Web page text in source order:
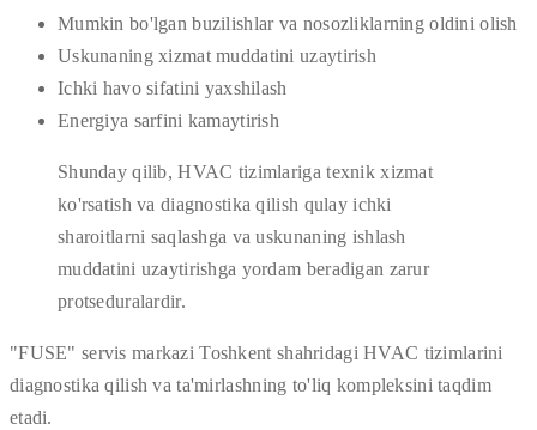
Mumkin bo'lgan buzilishlar va nosozliklarning oldini olish
Uskunaning xizmat muddatini uzaytirish
Ichki havo sifatini yaxshilash
Energiya sarfini kamaytirish
Shunday qilib, HVAC tizimlariga texnik xizmat
ko'rsatish va diagnostika qilish qulay ichki
sharoitlarni saqlashga va uskunaning ishlash
muddatini uzaytirishga yordam beradigan zarur
protseduralardir.
"FUSE" servis markazi Toshkent shahridagi HVAC tizimlarini
diagnostika qilish va ta'mirlashning to'liq kompleksini taqdim
etadi.